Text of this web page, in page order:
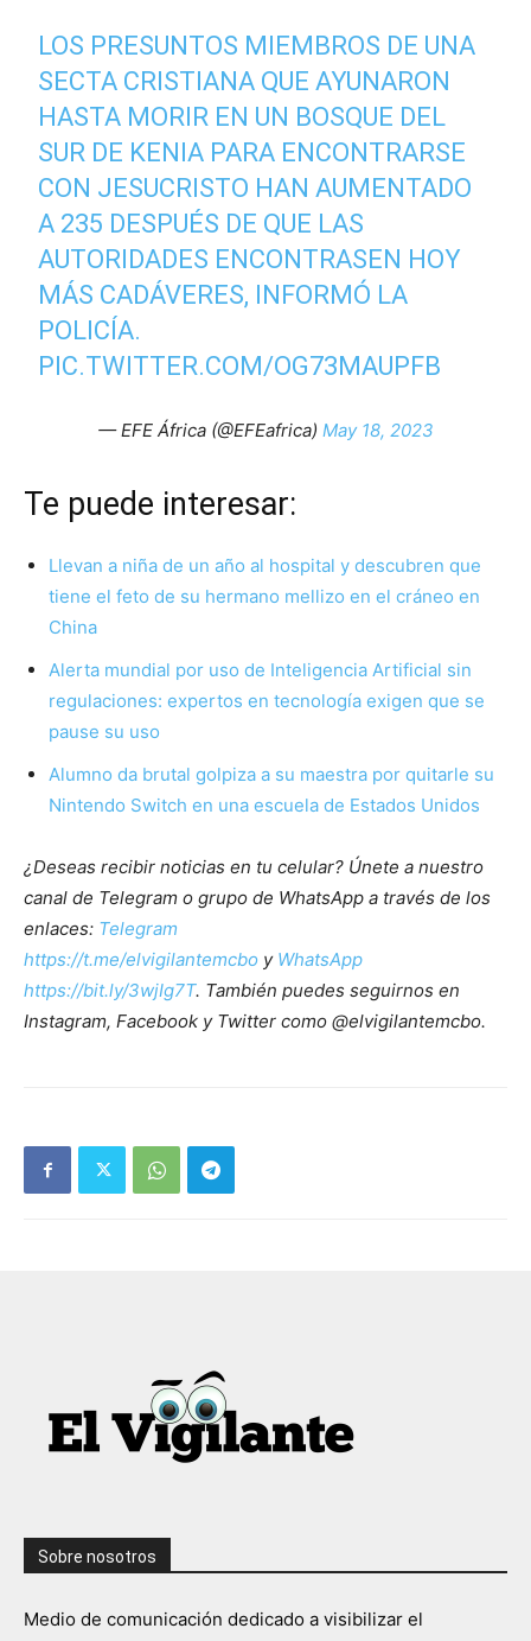
LOS PRESUNTOS MIEMBROS DE UNA
SECTA CRISTIANA QUE AYUNARON
HASTA MORIR EN UN BOSQUE DEL
SUR DE KENIA PARA ENCONTRARSE
CON JESUCRISTO HAN AUMENTADO
A 235 DESPUÉS DE QUE LAS
AUTORIDADES ENCONTRASEN HOY
MÁS CADÁVERES, INFORMÓ LA
POLICÍA.
PIC.TWITTER.COM/OG73MAUPFB
— EFE África (@EFEafrica) May 18, 2023
Te puede interesar:
Llevan a niña de un año al hospital y descubren que
tiene el feto de su hermano mellizo en el cráneo en
China
Alerta mundial por uso de Inteligencia Artificial sin
regulaciones: expertos en tecnología exigen que se
pause su uso
Alumno da brutal golpiza a su maestra por quitarle su
Nintendo Switch en una escuela de Estados Unidos
¿Deseas recibir noticias en tu celular? Únete a nuestro
canal de Telegram o grupo de WhatsApp a través de los
enlaces: Telegram
https://t.me/elvigilantemcbo y WhatsApp
https://bit.ly/3wjIg7T. También puedes seguirnos en
Instagram, Facebook y Twitter como @elvigilantemcbo.
Sobre nosotros
Medio de comunicación dedicado a visibilizar el